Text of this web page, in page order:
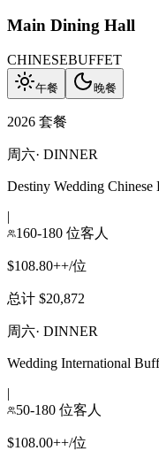
Main Dining Hall
CHINESEBUFFET
午餐 晚餐
2026 套餐
周六· DINNER
Destiny Wedding Chinese
|
160-180 位客人
$108.80++/位
总计 $20,872
周六· DINNER
Wedding International
|
50-180 位客人
$108.00++/位